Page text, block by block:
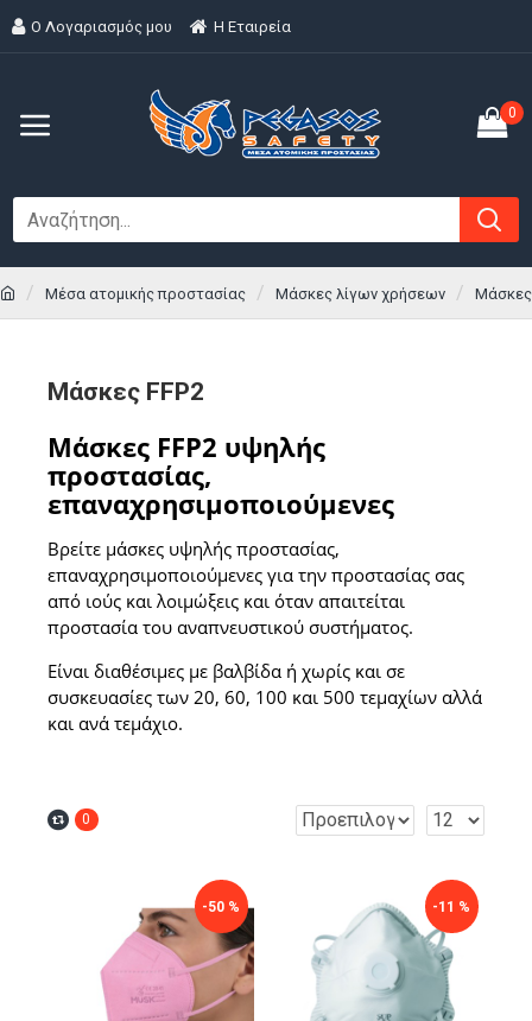
Ο Λογαριασμός μου H Εταιρεία
0
Μέσα ατομικής προστασίας Μάσκες λίγων χρήσεων Μάσκες
Μάσκες FFP2
Μάσκες FFP2 υψηλής
προστασίας,
επαναχρησιμοποιούμενες
Βρείτε μάσκες υψηλής προστασίας,
επαναχρησιμοποιούμενες για την προστασίας σας
από ιούς και λοιμώξεις και όταν απαιτείται
προστασία του αναπνευστικού συστήματος.
Είναι διαθέσιμες με βαλβίδα ή χωρίς και σε
συσκευασίες των 20, 60, 100 και 500 τεμαχίων αλλά
και ανά τεμάχιο.
0
-50 % -11 %